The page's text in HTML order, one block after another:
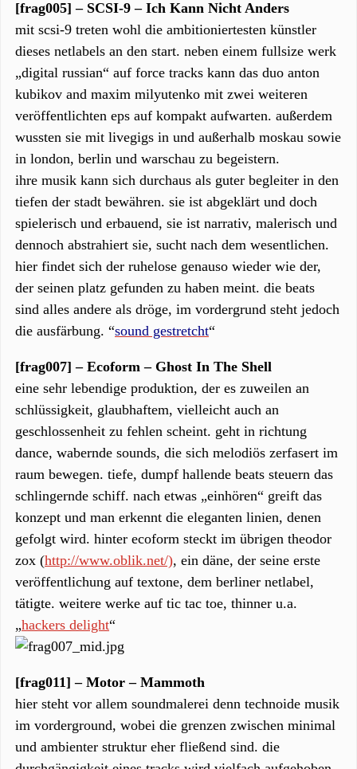
[frag005] – SCSI-9 – Ich Kann Nicht Anders
mit scsi-9 treten wohl die ambitioniertesten künstler
dieses netlabels an den start. neben einem fullsize werk
„digital russian“ auf force tracks kann das duo anton
kubikov and maxim milyutenko mit zwei weiteren
veröffentlichten eps auf kompakt aufwarten. außerdem
wussten sie mit livegigs in und außerhalb moskau sowie
in london, berlin und warschau zu begeistern.
ihre musik kann sich durchaus als guter begleiter in den
tiefen der stadt bewähren. sie ist abgeklärt und doch
spielerisch und erbauend, sie ist narrativ, malerisch und
dennoch abstrahiert sie, sucht nach dem wesentlichen.
hier findet sich der ruhelose genauso wieder wie der,
der seinen platz gefunden zu haben meint. die beats
sind alles andere als dröge, im vordergrund steht jedoch
die ausfärbung. “sound gestretcht“
[frag007] – Ecoform – Ghost In The Shell
eine sehr lebendige produktion, der es zuweilen an
schlüssigkeit, glaubhaftem, vielleicht auch an
geschlossenheit zu fehlen scheint. geht in richtung
dance, wabernde sounds, die sich melodiös zerfasert im
raum bewegen. tiefe, dumpf hallende beats steuern das
schlingernde schiff. nach etwas „einhören“ greift das
konzept und man erkennt die eleganten linien, denen
gefolgt wird. hinter ecoform steckt im übrigen theodor
zox (http://www.oblik.net/), ein däne, der seine erste
veröffentlichung auf textone, dem berliner netlabel,
tätigte. weitere werke auf tic tac toe, thinner u.a.
„hackers delight“
[frag011] – Motor – Mammoth
hier steht vor allem soundmalerei denn technoide musik
im vorderground, wobei die grenzen zwischen minimal
und ambienter struktur eher fließend sind. die